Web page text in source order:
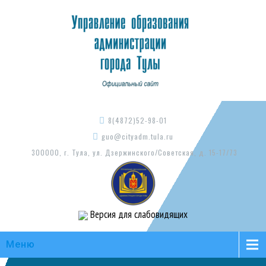
8(4872)52-98-01
guo@cityadm.tula.ru
300000, г. Тула, ул. Дзержинского/Советская, д. 15-17/73
Версия для слабовидящих
Меню